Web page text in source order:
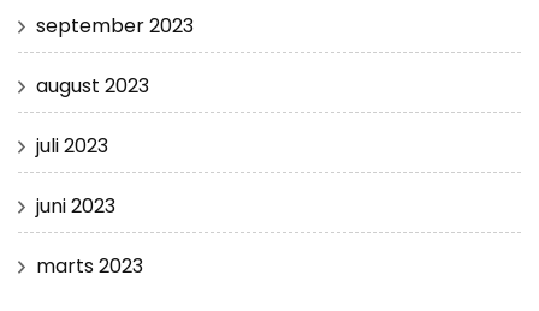
september 2023
august 2023
juli 2023
juni 2023
marts 2023